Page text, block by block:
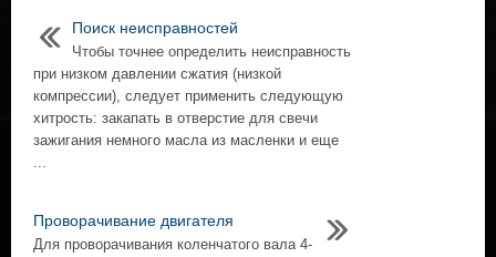
Поиск неисправностей
Чтобы точнее определить неисправность
при низком давлении сжатия (низкой
компрессии), следует применить следующую
хитрость: закапать в отверстие для свечи
зажигания немного масла из масленки и еще
...
Проворачивание двигателя
Для проворачивания коленчатого вала 4-